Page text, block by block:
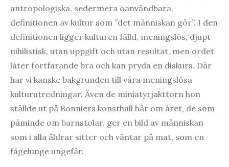
antropologiska, sedermera oanvändbara,
definitionen av kultur som ”det människan gör”. I den
definitionen ligger kulturen fälld, meningslös, djupt
nihilistisk, utan uppgift och utan resultat, men ordet
låter fortfarande bra och kan pryda en diskurs. Där
har vi kanske bakgrunden till våra meningslösa
kulturutredningar. Även de miniatyrjakttorn hon
ställde ut på Bonniers konsthall här om året, de som
påminde om barnstolar, ger en bild av människan
som i alla åldrar sitter och väntar på mat, som en
fågelunge ungefär.